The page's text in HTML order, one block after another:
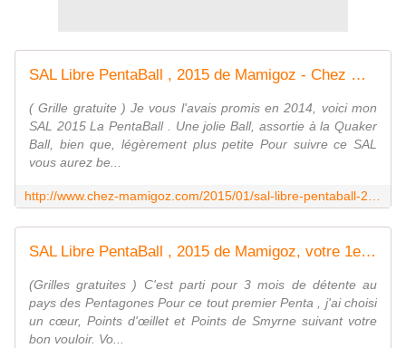
SAL Libre PentaBall , 2015 de Mamigoz - Chez Mamigoz
( Grille gratuite ) Je vous l'avais promis en 2014, voici mon
SAL 2015 La PentaBall . Une jolie Ball, assortie à la Quaker
Ball, bien que, légèrement plus petite Pour suivre ce SAL
vous aurez be...
SAL Libre PentaBall , 2015 de Mamigoz, votre 1er Penta - Chez Mamigoz
(Grilles gratuites ) C'est parti pour 3 mois de détente au
pays des Pentagones Pour ce tout premier Penta , j'ai choisi
un cœur, Points d'œillet et Points de Smyrne suivant votre
bon vouloir. Vo...